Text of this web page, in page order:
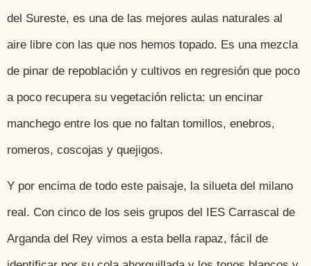
del Sureste, es una de las mejores aulas naturales al
aire libre con las que nos hemos topado. Es una mezcla
de pinar de repoblación y cultivos en regresión que poco
a poco recupera su vegetación relicta: un encinar
manchego entre los que no faltan tomillos, enebros,
romeros, coscojas y quejigos.
Y por encima de todo este paisaje, la silueta del milano
real. Con cinco de los seis grupos del IES Carrascal de
Arganda del Rey vimos a esta bella rapaz, fácil de